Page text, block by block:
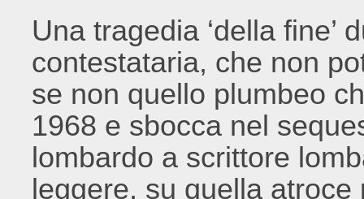
Una tragedia ‘della fine’
contestataria, che non
se non quello plumbeo
1968 e sbocca nel
lombardo a scrittore
leggere, su quella atroce